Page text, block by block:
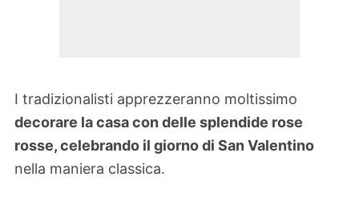
I tradizionalisti apprezzeranno moltissimo
decorare la casa con delle splendide rose
rosse, celebrando il giorno di San Valentino
nella maniera classica.